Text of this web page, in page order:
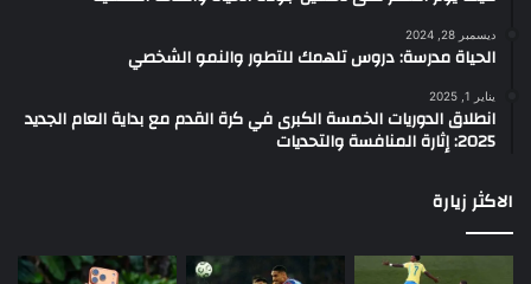
ديسمبر 28, 2024
الحياة مدرسة: دروس تلهمك للتطور والنمو الشخصي
يناير 1, 2025
انطلاق الدوريات الخمسة الكبرى في كرة القدم مع بداية العام الجديد
2025: إثارة المنافسة والتحديات
الاكثر زيارة